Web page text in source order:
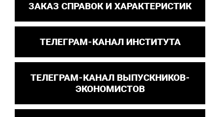
ЗАКАЗ СПРАВОК И ХАРАКТЕРИСТИК
ТЕЛЕГРАМ-КАНАЛ ИНСТИТУТА
ТЕЛЕГРАМ-КАНАЛ ВЫПУСКНИКОВ-
ЭКОНОМИСТОВ